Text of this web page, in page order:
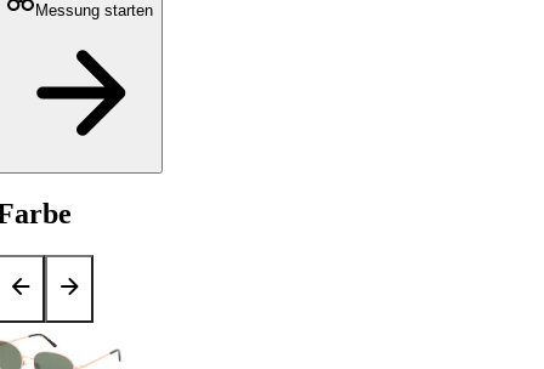
Messung starten